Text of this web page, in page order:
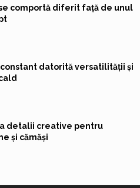
comportă diferit față de unul
datorită versatilității și
detalii creative pentru
și cămăși